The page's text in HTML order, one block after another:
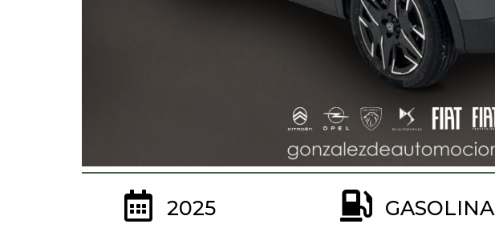
2025 GASOLINA